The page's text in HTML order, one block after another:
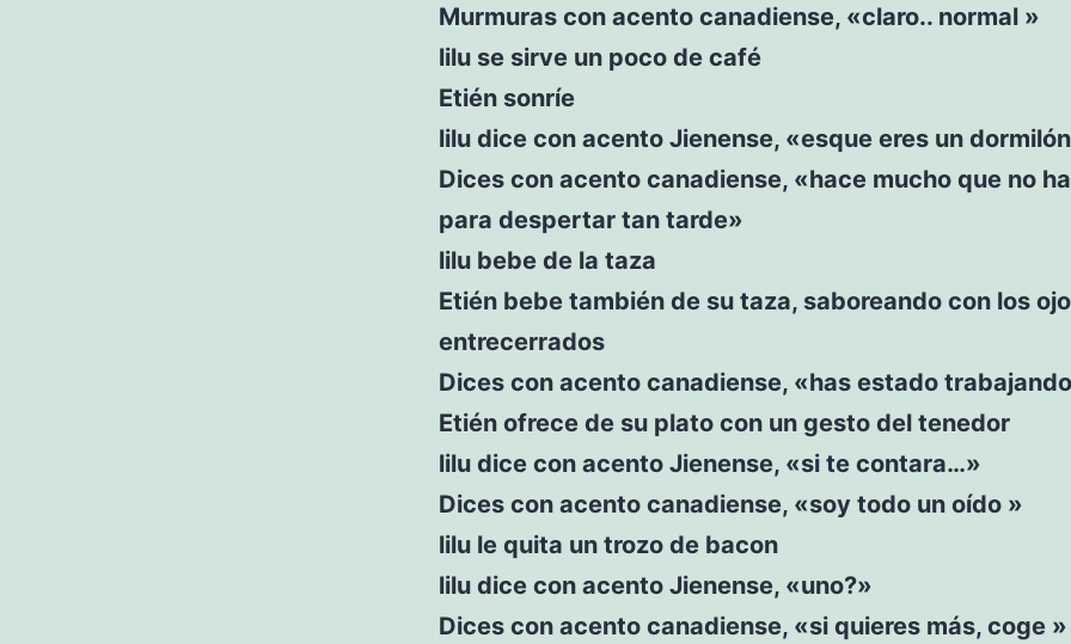
Murmuras con acento canadiense, «claro.. normal »
lilu se sirve un poco de café
Etién sonríe
lilu dice con acento Jienense, «esque eres un
Dices con acento canadiense, «hace mucho que no
para despertar tan tarde»
lilu bebe de la taza
Etién bebe también de su taza, saboreando con los
entrecerrados
Dices con acento canadiense, «has estado
Etién ofrece de su plato con un gesto del tenedor
lilu dice con acento Jienense, «si te contara…»
Dices con acento canadiense, «soy todo un oído »
lilu le quita un trozo de bacon
lilu dice con acento Jienense, «uno?»
Dices con acento canadiense, «si quieres más, coge »